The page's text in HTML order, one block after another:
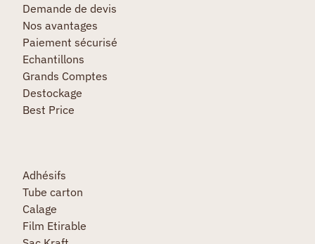
Demande de devis
Nos avantages
Paiement sécurisé
Echantillons
Grands Comptes
Destockage
Best Price
Adhésifs
Tube carton
Calage
Film Etirable